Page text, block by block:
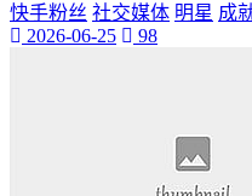
快手粉丝 社交媒体 明星 成
2026-06-25
98